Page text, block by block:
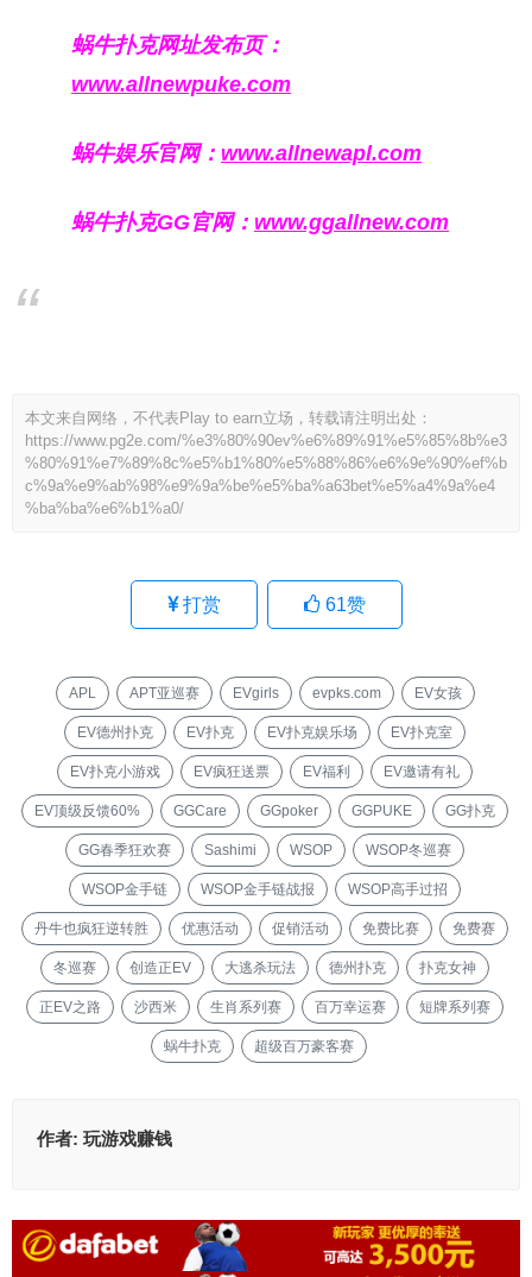
蜗牛扑克网址发布页：
www.allnewpuke.com
蜗牛娱乐官网： www.allnewapl.com
蜗牛扑克GG官网： www.ggallnew.com
本文来自网络，不代表Play to earn立场，转载请注明出处：
https://www.pg2e.com/%e3%80%90ev%e6%89%91%e5%85%8b%e3
%80%91%e7%89%8c%e5%b1%80%e5%88%86%e6%9e%90%ef%b
c%9a%e9%ab%98%e9%9a%be%e5%ba%a63bet%e5%a4%9a%e4
%ba%ba%e6%b1%a0/
打赏 61赞
APL APT亚巡赛 EVgirls evpks.com EV女孩
EV德州扑克 EV扑克 EV扑克娱乐场 EV扑克室
EV扑克小游戏 EV疯狂送票 EV福利 EV邀请有礼
EV顶级反馈60% GGCare GGpoker GGPUKE GG扑克
GG春季狂欢赛 Sashimi WSOP WSOP冬巡赛
WSOP金手链 WSOP金手链战报 WSOP高手过招
丹牛也疯狂逆转胜 优惠活动 促销活动 免费比赛 免费赛
冬巡赛 创造正EV 大逃杀玩法 德州扑克 扑克女神
正EV之路 沙西米 生肖系列赛 百万幸运赛 短牌系列赛
蜗牛扑克 超级百万豪客赛
作者: 玩游戏赚钱